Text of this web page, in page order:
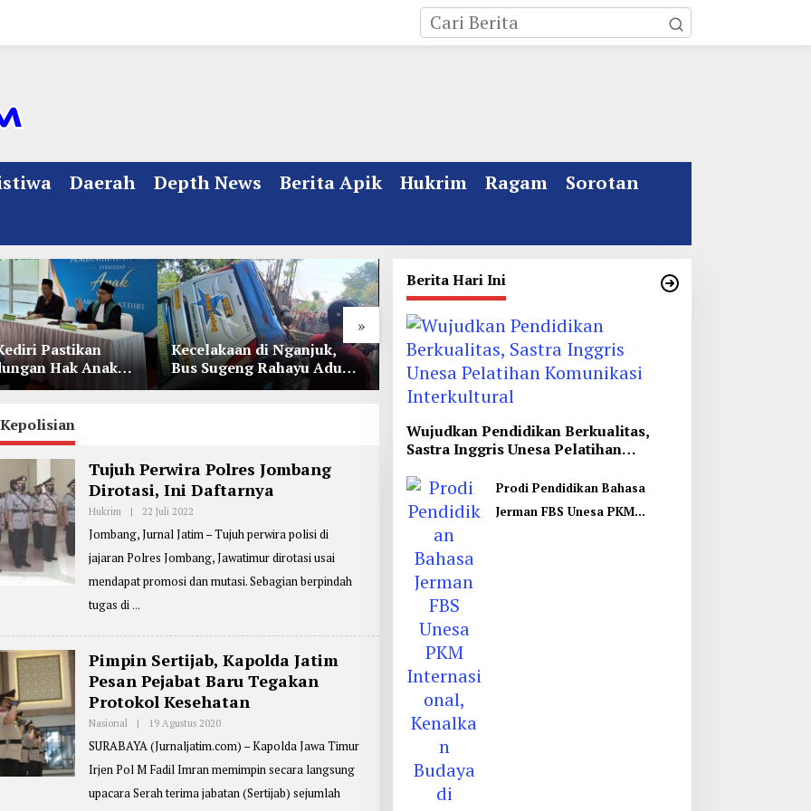
Daerah Depth News Berita Apik Hukrim Ragam
Sorotan
»
Pastikan
Hak Anak
Kecelakaan di Nganjuk,
Bus Sugeng Rahayu Adu
Banteng Dengan Dump
Kebakaran Rumah Mewah
di Jombang, ART Tewas
Diduga Menghirup Asap
Kata Gus Ipul Jelang
Muktamar ke 35 NU
Jombang: Panitia Gupuh,
Tujuh Perwira Polres Jombang
Dirotasi, Ini Daftarnya
Hukrim | 22 Juli 2022
E
R
E
P
E
:
Z
A
I
U
L
A
R
I
F
Jombang, Jurnal Jatim – Tujuh perwira polisi di
jajaran Polres Jombang, Jawatimur dirotasi usai
mendapat promosi dan mutasi. Sebagian berpindah
tugas di
Pimpin Sertijab, Kapolda Jatim
Pesan Pejabat Baru Tegakan
Protokol Kesehatan
Nasional | 19 Agustus 2020O
E
R
E
P
SURABAYA (Jurnaljatim.com) – Kapolda Jawa Timur
Irjen Pol M Fadil Imran memimpin secara langsung
upacara Serah terima jabatan (Sertijab) sejumlah
Berita Hari Ini
Wujudkan Pendidikan Berkualitas,
Sastra Inggris Unesa Pelatihan
Prodi Pendidikan Bahasa
Jerman FBS Unesa PKM